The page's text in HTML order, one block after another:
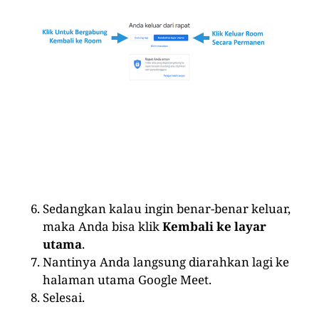
Sedangkan kalau ingin benar-benar keluar,
maka Anda bisa klikKembali ke layar
utama.
Nantinya Anda langsung diarahkan lagi ke
halaman utama Google Meet.
Selesai.